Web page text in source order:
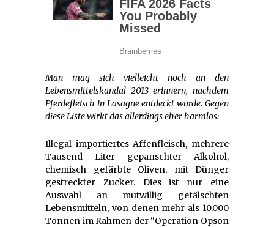
Man mag sich vielleicht noch an den
Lebensmittelskandal 2013 erinnern, nachdem
Pferdefleisch in Lasagne entdeckt wurde. Gegen
diese Liste wirkt das allerdings eher harmlos:
Illegal importiertes Affenfleisch, mehrere
Tausend Liter gepanschter Alkohol,
chemisch gefärbte Oliven, mit Dünger
gestreckter Zucker. Dies ist nur eine
Auswahl an mutwillig gefälschten
Lebensmitteln, von denen mehr als 10.000
Tonnen im Rahmen der “Operation Opson